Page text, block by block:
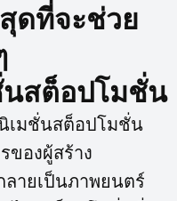
ดที่จะช่วย
นสต็อปโมชั่น
เมชั่นสต็อปโมชั่น
ของผู้สร้าง
ายเป็นภาพยนตร์